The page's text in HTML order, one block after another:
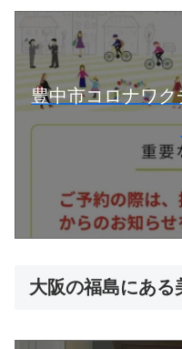
豊中市コロナワ
大阪の福島にある